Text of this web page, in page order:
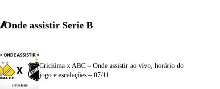
Onde assistir Serie B
Criciúma x ABC – Onde assistir ao vivo, horário do
jogo e escalações – 07/11